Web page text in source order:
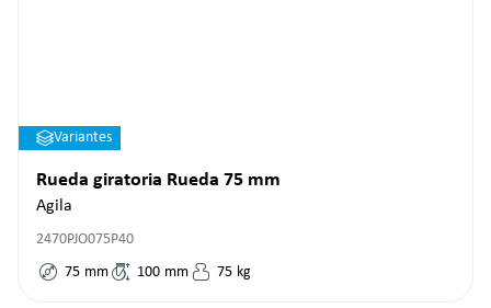
Variantes
Rueda giratoria Rueda 75 mm
Agila
2470PJO075P40
75 mm 100 mm 75 kg